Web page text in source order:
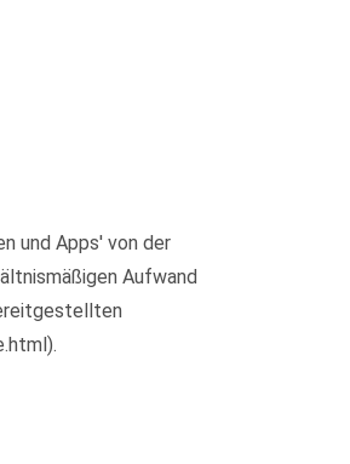
und Apps' von der
Aufwand